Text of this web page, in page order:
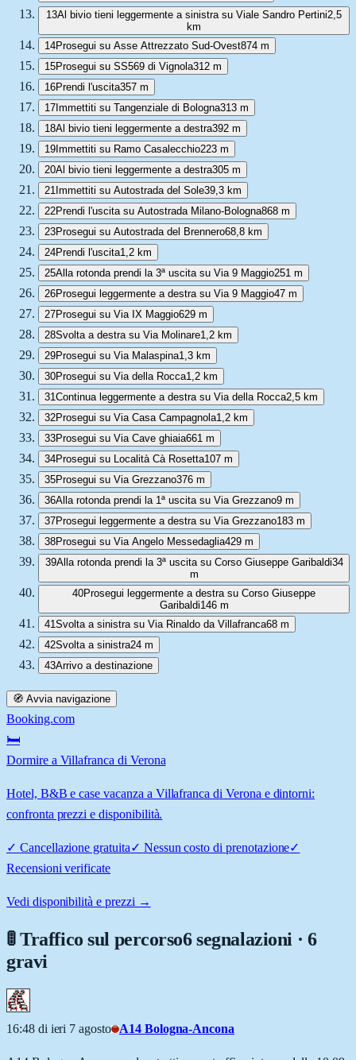
13Al bivio tieni leggermente a sinistra su Viale Sandro Pertini2,5
km
14Prosegui su Asse Attrezzato Sud-Ovest874 m
15Prosegui su SS569 di Vignola312 m
16Prendi l'uscita357 m
17Immettiti su Tangenziale di Bologna313 m
18Al bivio tieni leggermente a destra392 m
19Immettiti su Ramo Casalecchio223 m
20Al bivio tieni leggermente a destra305 m
21 Immettiti su Autostrada del Sole39,3 km
22Prendi l'uscita su Autostrada Milano-Bologna868 m
23Prosegui su Autostrada del Brennero68,8 km
24Prendi l'uscita1,2 km
25Alla rotonda prendi la 3ª uscita su Via 9 Maggio251 m
26Prosegui leggermente a destra su Via 9 Maggio47 m
27Prosegui su Via IX Maggio629 m
28Svolta a destra su Via Molinare1,2 km
29Prosegui su Via Malaspina1,3 km
30Prosegui su Via della Rocca1,2 km
31Continua leggermente a destra su Via della Rocca2,5 km
32Prosegui su Via Casa Campagnola1,2 km
33Prosegui su Via Cave ghiaia661 m
34Prosegui su Località Cà Rosetta107 m
35Prosegui su Via Grezzano376 m
36Alla rotonda prendi la 1ª uscita su Via Grezzano9 m
37Prosegui leggermente a destra su Via Grezzano183 m
38Prosegui su Via Angelo Messedaglia429 m
39Alla rotonda prendi la 3ª uscita su Corso Giuseppe Garibaldi34
m
40Prosegui leggermente a destra su Corso Giuseppe
Garibaldi146 m
41Svolta a sinistra su Via Rinaldo da Villafranca68 m
42Svolta a sinistra24 m
43Arrivo a destinazione
🧭 Avvia navigazione
Booking.com
🛏️
Dormire a Villafranca di Verona
Hotel, B&B e case vacanza a Villafranca di Verona e dintorni:
confronta prezzi e disponibilità.
✓ Cancellazione gratuita✓ Nessun costo di prenotazione✓
Recensioni verificate
Vedi disponibilità e prezzi →
🚦 Traffico sul percorso6 segnalazioni · 6
gravi
16:48 di ieri 7 agosto A14 Bologna-Ancona